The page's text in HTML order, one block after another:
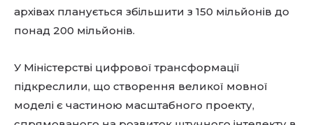
архівах планується збільшити з 150 мільйонів до
понад 200 мільйонів.
У Міністерстві цифрової трансформації
підкреслили, що створення великої мовної
моделі є частиною масштабного проекту,